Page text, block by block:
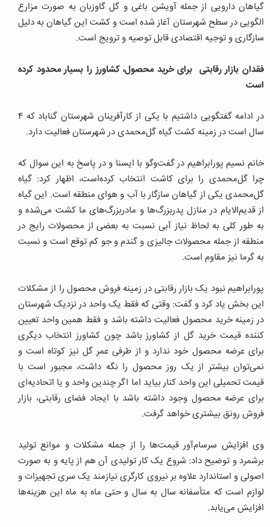
گیاهان دارویی از جمله آویشن باغی و گل گاوزبان به صورت مزارع
الگویی در سطح شهرستان آغاز شده است و کشت این گیاهان به دلیل
سازگاری و توجیه اقتصادی قابل توصیه و ترویج است.
فقدان بازار رقابتی برای خرید محصول، کشاورز را بسیار محدود کرده
است
در ادامه گفتگویی داشتیم با یکی از کارآفرینان شهرستان گناباد که ۴
سال است در زمینه کشت گیاه گل‌محمدی در شهرستان فعالیت دارد.
خانم نسیم پورابراهیم در گفت‌وگو با ایسنا و در پاسخ به این سوال که
چرا گل‌محمدی را برای کاشت انتخاب کرده‌است، اظهار کرد: گیاه
گل‌محمدی یکی از گیاهان سازگار با آب و هوای منطقه است. این گیاه
از قدیم‌الایام در منازل پدربزرگ‌ها و مادربزرگ‌های ما کشت می‌شده و
به طور کلی به لحاظ نیاز آبی نسبت به بعضی از محصولات رایج در
منطقه از جمله محصولات جالیزی و گندم و جو کم توقع است و نسبت
به گرما نیز مقاوم است.
پورابراهیم نبود یک بازار رقابتی در زمینه فروش محصول را از مشکلات
این بخش یاد کرد و گفت: وقتی که فقط یک واحد در نزدیک شهرستان
در زمینه خرید محصول فعالیت داشته باشد و فقط همین واحد تعیین‌
کننده قیمت خرید گل از کشاورز باشد چون کشاورز انتخاب دیگری
برای عرضه‌ محصول خود ندارد و از طرفی عمر گل نیز کوتاه است و
نمی‌توان بیشتر از یک روز محصول را نگه داشت، مجبور است با
قیمت تحمیلی این واحد کنار بیاید اما اگر چندین واحد و یا اتحادیه‌ای
برای عرضه محصول وجود داشته باشد با ایجاد فضای رقابتی، بازار
فروش رونق بیشتری خواهد گرفت.
وی افزایش سرسام‌آور قیمت‌ها را از جمله مشکلات و موانع تولید
برشمرد و توضیح داد: شروع یک کار تولیدی آن هم از پایه و به صورت
اصولی و استاندارد علاوه بر نیروی کارگری نیازمند یک سری تجهیزات و
لوازم است که متأسفانه سال به سال و حتی ماه به ماه این هزینه‌ها
افزایش می‌یابد.